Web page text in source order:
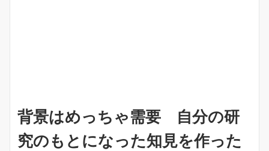
背景はめっちゃ需要 自分の研
究のもとになった知見を作った